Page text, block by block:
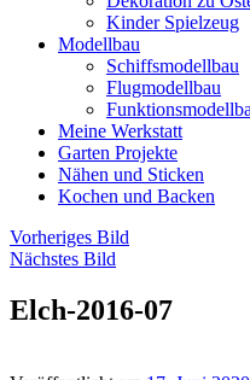
Kinder Spielzeug
Modellbau
Schiffsmodellbau
Flugmodellbau
Meine Werkstatt
Garten Projekte
Nähen und Sticken
Kochen und Backen
Vorheriges Bild
Nächstes Bild
Elch-2016-07